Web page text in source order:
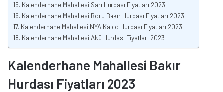
Kalenderhane Mahallesi Sarı Hurdası Fiyatları 2023
Kalenderhane Mahallesi Boru Bakır Hurdası Fiyatları 2023
Kalenderhane Mahallesi NYA Kablo Hurdası Fiyatları 2023
Kalenderhane Mahallesi Akü Hurdası Fiyatları 2023
Kalenderhane Mahallesi Bakır
Hurdası Fiyatları 2023